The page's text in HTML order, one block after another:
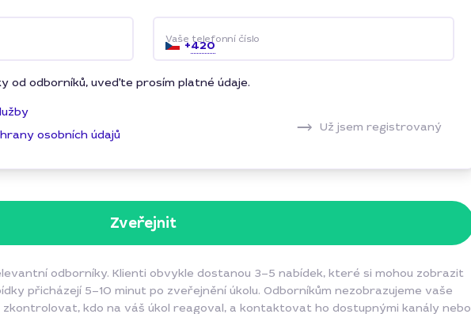
Vaše telefonní číslo
+420
od odborníků, uveďte prosím platné údaje.
osobních údajů
Už jsem registrovaný
Zveřejnit
odborníky. Klienti obvykle dostanou 3–5 nabídek, které si mohou zobrazit
přicházejí 5–10 minut po zveřejnění úkolu. Odborníkům nezobrazujeme vaše
kdo na váš úkol reagoval, a kontaktovat ho dostupnými kanály nebo